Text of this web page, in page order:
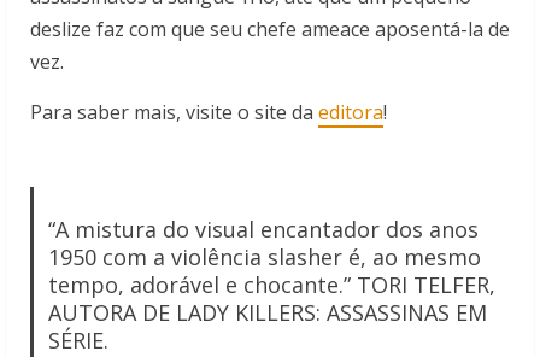
deslize faz com que seu chefe ameace aposentá-la de
vez.
Para saber mais, visite o site da editora!
“A mistura do visual encantador dos anos
1950 com a violência slasher é, ao mesmo
tempo, adorável e chocante.” TORI TELFER,
AUTORA DE LADY KILLERS: ASSASSINAS EM
SÉRIE.